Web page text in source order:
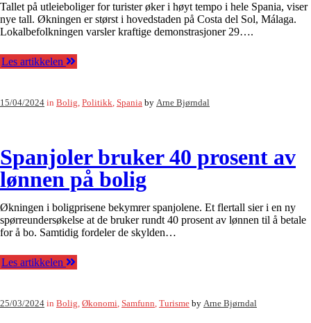
Tallet på utleieboliger for turister øker i høyt tempo i hele Spania, viser
nye tall. Økningen er størst i hovedstaden på Costa del Sol, Málaga.
Lokalbefolkningen varsler kraftige demonstrasjoner 29….
Les artikkelen
15/04/2024 in Bolig, Politikk, Spania by Arne Bjørndal
Spanjoler bruker 40 prosent av
lønnen på bolig
Økningen i boligprisene bekymrer spanjolene. Et flertall sier i en ny
spørreundersøkelse at de bruker rundt 40 prosent av lønnen til å betale
for å bo. Samtidig fordeler de skylden…
Les artikkelen
25/03/2024 in Bolig, Økonomi, Samfunn, Turisme by Arne Bjørndal